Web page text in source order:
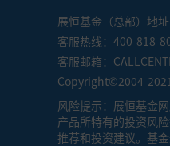
展恒基金（总部）地
客服热线：400-818-
客服邮箱：
Copyright©2004-
风险提示：展恒基金
产品所特有的投资风
推荐和投资建议。基